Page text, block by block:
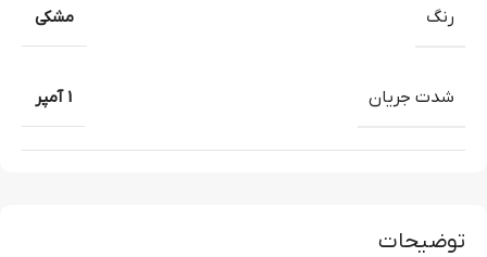
توضیحات
رنگ مشکی
شدت جریان 1 آمپر